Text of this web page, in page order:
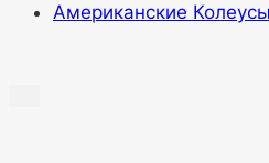
Американские Колеусы